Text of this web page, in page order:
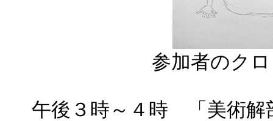
参加者のク
午後３時～４時 「美術解